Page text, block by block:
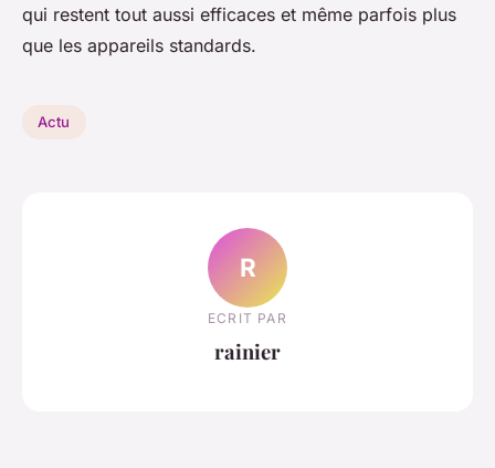
qui restent tout aussi efficaces et même parfois plus
que les appareils standards.
Actu
R
ECRIT PAR
rainier